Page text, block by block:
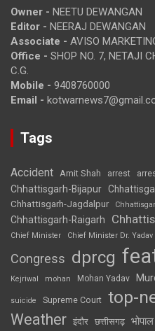
Owner - NEETU DEWANGAN
Editor - NEERAJ DEWANGAN
Associate - AVISO
Office - SHOP NO. 7, NETAJI
C.G.
Mobile - 9408760000
Email -
Tags
Accident Amit Shah arrest
Chhattisgarh-Bijapur
Chhattisgarh-Jagdalpur
Chhattisgarh-Raigarh
Chief Minister
Chief Minister Dr. Yadav
Congress dprcg
Kejriwal mohan Mohan Yadav
suicide Supreme Court top-
Weather इंदौर छत्तीसगढ़ भोपाल